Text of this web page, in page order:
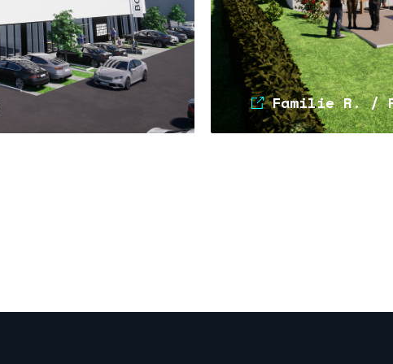
Familie R. /